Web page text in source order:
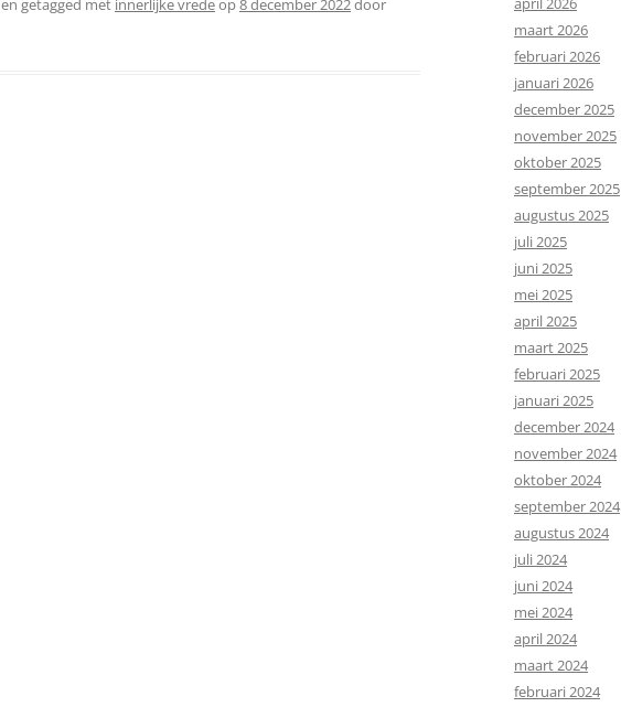
en getagged met innerlijke vredeop8 december 2022door
maart 2026
februari 2026
januari 2026
december 2025
november 2025
oktober 2025
september 2025
augustus 2025
juli 2025
juni 2025
mei 2025
april 2025
maart 2025
februari 2025
januari 2025
december 2024
november 2024
oktober 2024
september 2024
augustus 2024
juli 2024
juni 2024
mei 2024
april 2024
maart 2024
februari 2024